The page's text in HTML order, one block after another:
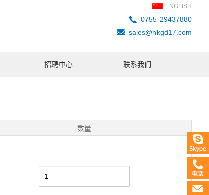
ENGLISH
0755-29437880
sales@hkgd17.com
招聘中心 联系我们
数量